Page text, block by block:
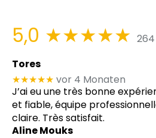
5,0 ★★★★★
Tores
★★★★★ vor 4 Monaten
J’ai eu une très bonne
et fiable, équipe
claire. Très satisfait.
Aline Mouks